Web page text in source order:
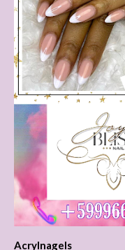
Acrylnagels